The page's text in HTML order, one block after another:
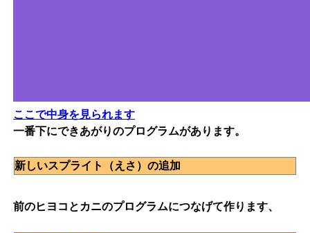
ここで中身を見られます
一番下にできあがりのプログラムがあります。
新しいスプライト（えさ）の追加
前のヒヨコとカニのプログラムにつなげて作ります、